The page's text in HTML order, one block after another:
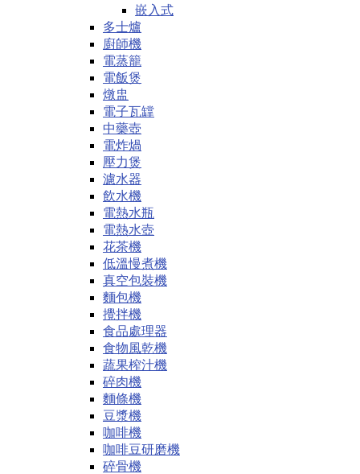
嵌入式
多士爐
廚師機
電蒸籠
電飯煲
燉盅
電子瓦罉
中藥壺
電炸煱
壓力煲
濾水器
飲水機
電熱水瓶
電熱水壺
花茶機
低溫慢煮機
真空包裝機
麵包機
攪拌機
食品處理器
食物風乾機
蔬果榨汁機
碎肉機
麵條機
豆漿機
咖啡機
咖啡豆研磨機
碎骨機